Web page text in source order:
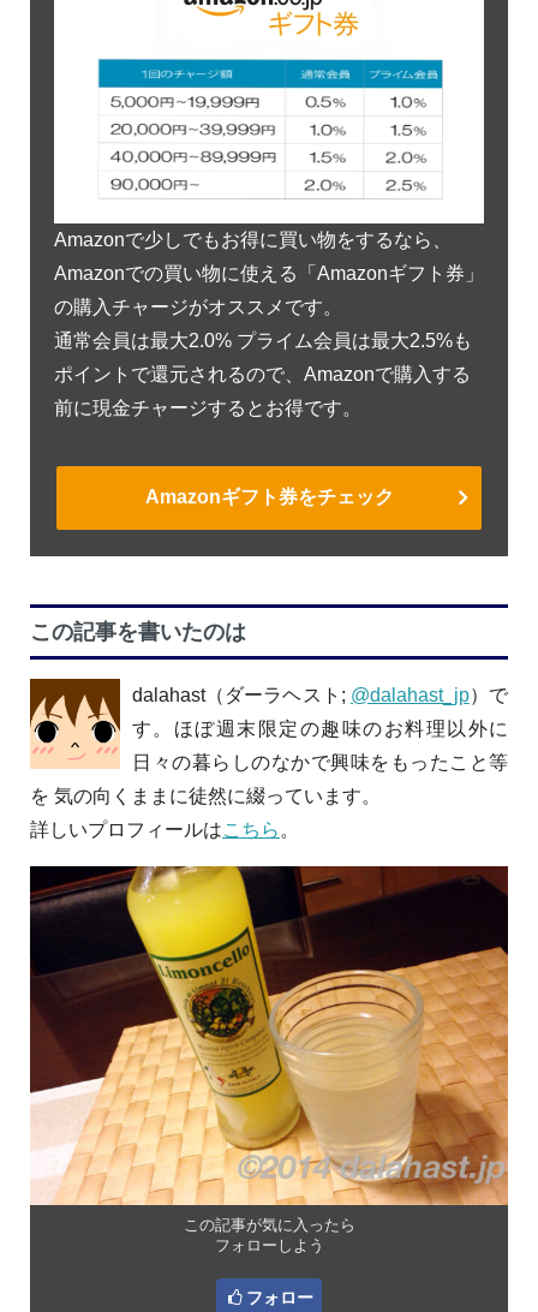
Amazonで少しでもお得に買い物をするなら、
Amazonでの買い物に使える「Amazonギフト券」
の購入チャージがオススメです。
通常会員は最大2.0% プライム会員は最大2.5%も
ポイントで還元されるので、Amazonで購入する
前に現金チャージするとお得です。
Amazonギフト券をチェック
この記事を書いたのは
dalahast（ダーラヘスト; @dalahast_jp）で
す。ほぼ週末限定の趣味のお料理以外に
日々の暮らしのなかで興味をもったこと等
を 気の向くままに徒然に綴っています。
詳しいプロフィールはこちら 。
この記事が気に入ったら
フォローしよう
フォロー